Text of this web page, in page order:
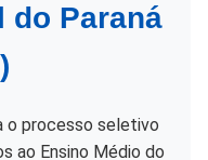
do Paraná
o processo seletivo
ao Ensino Médio do